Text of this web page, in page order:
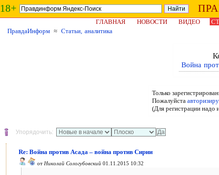
18+
ГЛАВНАЯ НОВОСТИ ВИДЕО
ПравдаИнформ ≈ Статьи, аналитика
Война
Только
Пожалуйста
(Для регистрации надо
Упорядочить:
Re: Война против Асада – война против Сирии
от Николай Сологубовский 01.11.2015 10:32